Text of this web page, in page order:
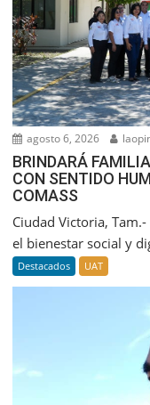
agosto 6, 2026
BRINDARÁ
CON SENTIDO
COMASS
Ciudad Victoria,
el bienestar social y
Destacados UAT